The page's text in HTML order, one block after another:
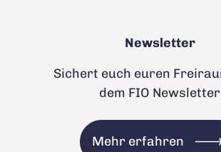
Newsletter
Sichert euch euren
dem FIO Newsletter
Mehr erfahren